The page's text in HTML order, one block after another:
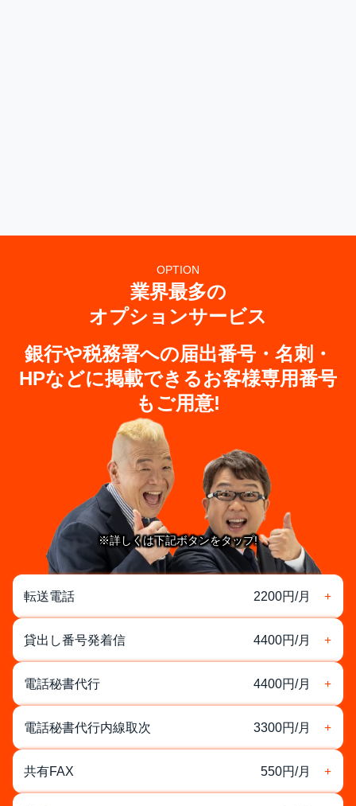
OPTION
業界最多の
オプションサービス
銀行や税務署への届出番号・名刺・
HPなどに掲載できるお客様専用番号
もご用意!
※詳しくは下記ボタンをタップ!
転送電話 2200円/月
貸出し番号発着信 4400円/月
電話秘書代行 4400円/月
電話秘書代行内線取次 3300円/月
共有FAX 550円/月